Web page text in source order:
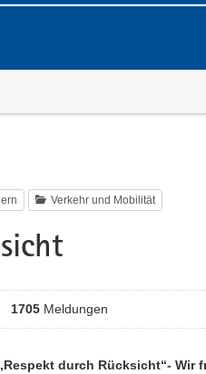
Verkehr und Mobilität
1705Meldungen
durch Rücksicht“- Wir